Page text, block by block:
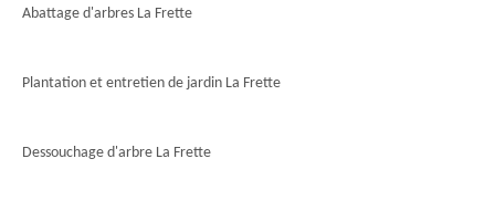
Abattage d'arbres La Frette
Plantation et entretien de jardin La Frette
Dessouchage d'arbre La Frette